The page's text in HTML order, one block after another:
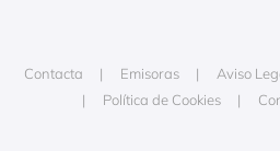
Contacta Emisoras Aviso
Política de Cookies